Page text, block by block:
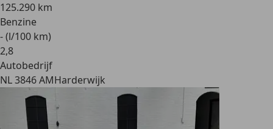
125.290 km
Benzine
- (l/100 km)
2,8
Autobedrijf
NL 3846 AMHarderwijk